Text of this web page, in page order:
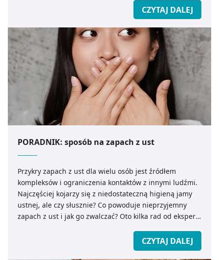
CZYTAJ DALEJ
PORADNIK: sposób na zapach z ust
Przykry zapach z ust dla wielu osób jest źródłem
kompleksów i ograniczenia kontaktów z innymi ludźmi.
Najczęściej kojarzy się z niedostateczną higieną jamy
ustnej, ale czy słusznie? Co powoduje nieprzyjemny
zapach z ust i jak go zwalczać? Oto kilka rad od eksperta
CZYTAJ DALEJ